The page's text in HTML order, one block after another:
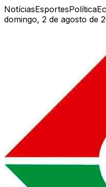
NotíciasEsportesPolítica
domingo, 2 de agosto de